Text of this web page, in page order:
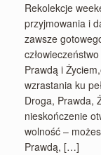
Rekolekcje
przyjmowania i
zawsze
Prawdą i
wzrastania ku
Droga, Prawda,
nieskończenie
wolność –
Prawdą, […]